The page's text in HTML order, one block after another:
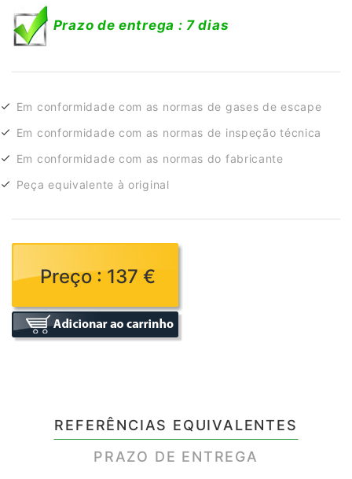
Prazo de entrega : 7 dias
Em conformidade com as normas de gases de escape
Em conformidade com as normas de inspeção técnica
Em conformidade com as normas do fabricante
Peça equivalente à original
Preço : 137 €
REFERÊNCIAS EQUIVALENTES
PRAZO DE ENTREGA